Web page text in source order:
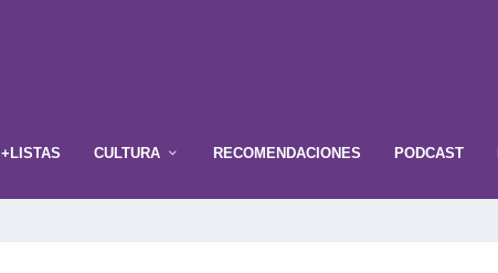
+LISTAS CULTURA RECOMENDACIONES PODCAST